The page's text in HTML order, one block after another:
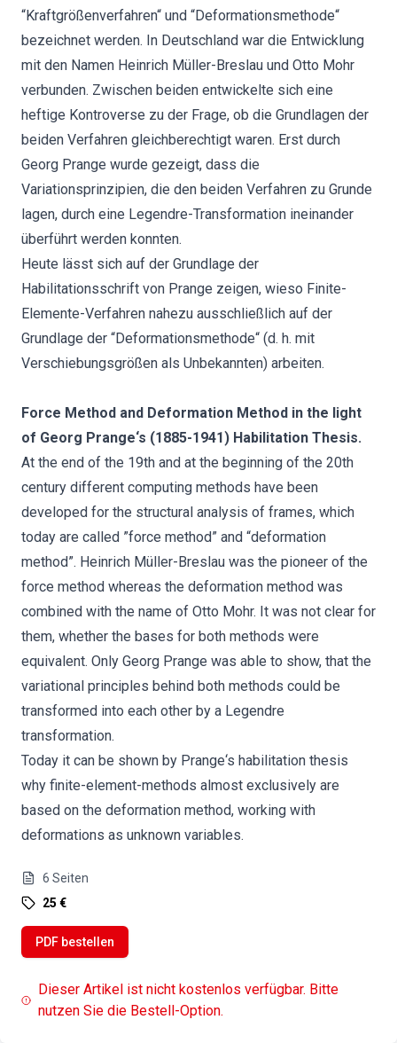
“Kraftgrößenverfahren“ und “Deformationsmethode“
bezeichnet werden. In Deutschland war die Entwicklung
mit den Namen Heinrich Müller-Breslau und Otto Mohr
verbunden. Zwischen beiden entwickelte sich eine
heftige Kontroverse zu der Frage, ob die Grundlagen der
beiden Verfahren gleichberechtigt waren. Erst durch
Georg Prange wurde gezeigt, dass die
Variationsprinzipien, die den beiden Verfahren zu Grunde
lagen, durch eine Legendre-Transformation ineinander
überführt werden konnten.
Heute lässt sich auf der Grundlage der
Habilitationsschrift von Prange zeigen, wieso Finite-
Elemente-Verfahren nahezu ausschließlich auf der
Grundlage der “Deformationsmethode“ (d. h. mit
Verschiebungsgrößen als Unbekannten) arbeiten.
Force Method and Deformation Method in the light
of Georg Prange‘s (1885-1941) Habilitation Thesis.
At the end of the 19th and at the beginning of the 20th
century different computing methods have been
developed for the structural analysis of frames, which
today are called ”force method” and “deformation
method”. Heinrich Müller-Breslau was the pioneer of the
force method whereas the deformation method was
combined with the name of Otto Mohr. It was not clear for
them, whether the bases for both methods were
equivalent. Only Georg Prange was able to show, that the
variational principles behind both methods could be
transformed into each other by a Legendre
transformation.
Today it can be shown by Prange‘s habilitation thesis
why finite-element-methods almost exclusively are
based on the deformation method, working with
deformations as unknown variables.
6 Seiten
25 €
PDF bestellen
Dieser Artikel ist nicht kostenlos verfügbar. Bitte
nutzen Sie die Bestell-Option.